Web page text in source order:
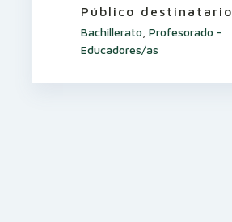
Público destinatario
Bachillerato Profesorado -
Educadores/as